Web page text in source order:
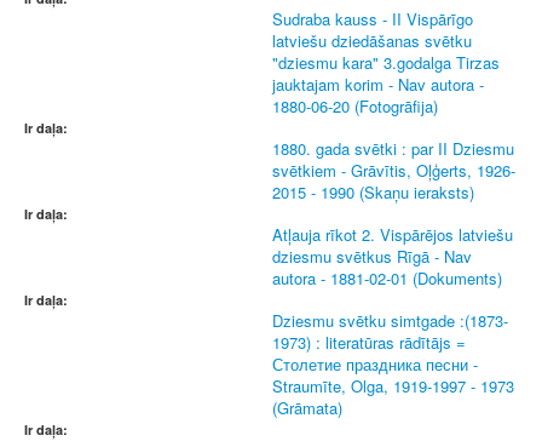
Sudraba kauss - II Vispārīgo
latviešu dziedāšanas svētku
"dziesmu kara" 3.godalga Tirzas
jauktajam korim - Nav autora -
1880-06-20 (Fotogrāfija)
Ir daļa:
1880. gada svētki : par II Dziesmu
svētkiem - Grāvītis, Oļģerts, 1926-
2015 - 1990 (Skaņu ieraksts)
Ir daļa:
Atļauja rīkot 2. Vispārējos latviešu
dziesmu svētkus Rīgā - Nav
autora - 1881-02-01 (Dokuments)
Ir daļa:
Dziesmu svētku simtgade :(1873-
1973) : literatūras rādītājs =
Столетие праздника песни -
Straumīte, Olga, 1919-1997 - 1973
(Grāmata)
Ir daļa: